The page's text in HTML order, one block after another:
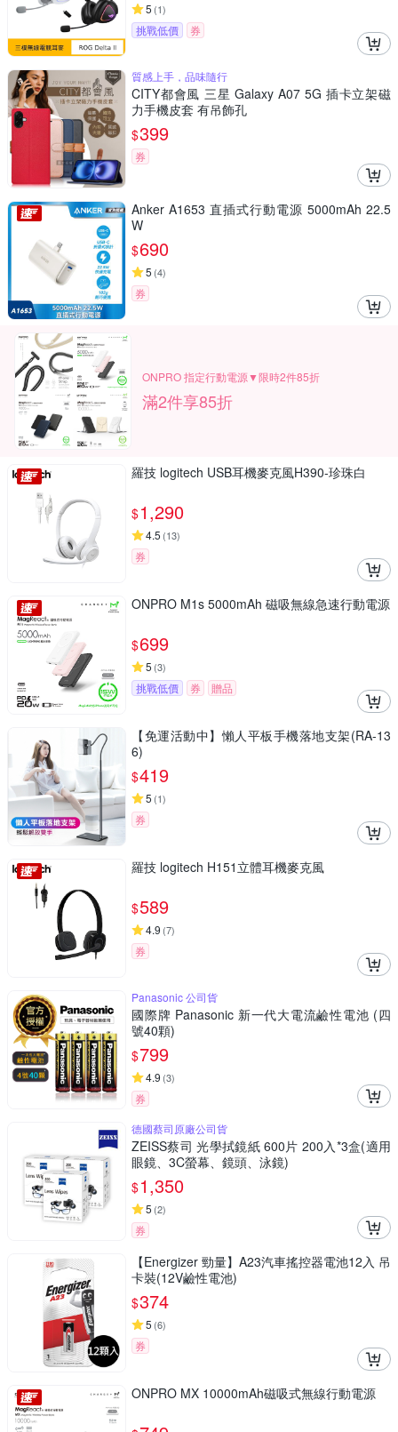
5 (1)
挑戰低價 券
質感上手，品味隨行
CITY都會風 三星 Galaxy A07 5G 插卡立架磁
力手機皮套 有吊飾孔
$399
券
Anker A1653 直插式行動電源 5000mAh 22.5
W
$690
5 (4)
券
ONPRO 指定行動電源▼限時2件85折
滿2件享85折
羅技 logitech USB耳機麥克風H390-珍珠白
$1,290
4.5 (13)
券
ONPRO M1s 5000mAh 磁吸無線急速行動電源
$699
5 (3)
挑戰低價 券 贈品
【免運活動中】懶人平板手機落地支架(RA-13
6)
$419
5 (1)
券
羅技 logitech H151立體耳機麥克風
$589
4.9 (7)
券
Panasonic 公司貨
國際牌 Panasonic 新一代大電流鹼性電池 (四
號40顆)
$799
4.9 (3)
券
德國蔡司原廠公司貨
ZEISS蔡司 光學拭鏡紙 600片 200入*3盒(適用
眼鏡、3C螢幕、鏡頭、泳鏡)
$1,350
5 (2)
券
【Energizer 勁量】A23汽車搖控器電池12入 吊
卡裝(12V鹼性電池)
$374
5 (6)
券
ONPRO MX 10000mAh磁吸式無線行動電源